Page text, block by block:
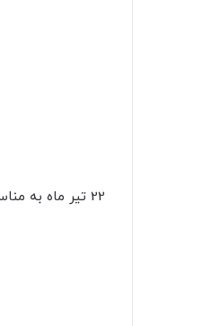
22 تیر ماه به مناسبت زاد روز خوارزمی را روز ملی فناوری اطلاعات نامیده اند .